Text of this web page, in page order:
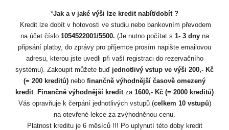
*Jak a v jaké výši lze kredit nabít/dobít ?
Kredit lze dobít v hotovosti ve studiu nebo bankovním převodem
na účet číslo 1054522001/5500. (Je nutno počítat s 1- 3 dnyna
připsání platby, do zprávy pro příjemce prosím napište emailovou
adresu, kterou jste uvedli při vaší registraci do rezervačního
systému). Zakoupit můžete buď jednotlivý vstup ve výši 200,- Kč
(= 200 kreditů) nebo finančně výhodnější časově omezený
kredit Finančně výhodnější kredit za 1600,- Kč (= 2000 kreditů)
Vás opravňuje k čerpání jednotlivých vstupů (celkem 10 vstupů)
na otevřené lekce za zvýhodněnou cenu.
Platnost kreditu je 6 měsíců !!! Po uplynutí této doby kredit